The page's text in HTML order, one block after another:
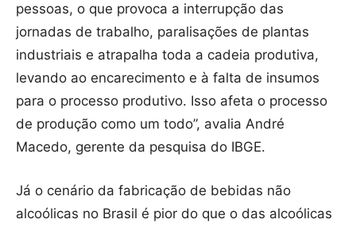
pessoas, o que provoca a interrupção das
jornadas de trabalho, paralisações de plantas
industriais e atrapalha toda a cadeia produtiva,
levando ao encarecimento e à falta de insumos
para o processo produtivo. Isso afeta o processo
de produção como um todo”, avalia André
Macedo, gerente da pesquisa do IBGE.
Já o cenário da fabricação de bebidas não
alcoólicas no Brasil é pior do que o das alcoólicas